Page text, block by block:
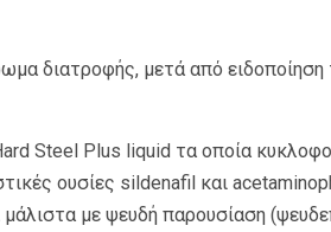
διατροφής, μετά από
Steel Plus liquid τα οποία
ουσίες sildenafil και
με ψευδή παρουσίαση